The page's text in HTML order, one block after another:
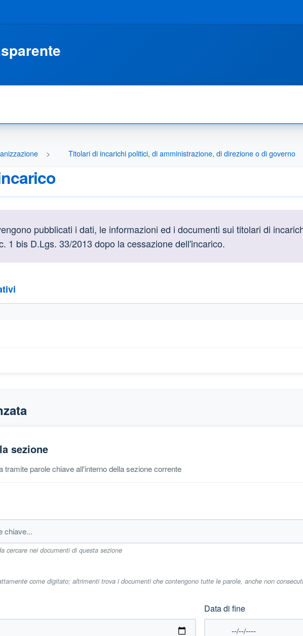
Titolari di incarichi politici, di amministrazione, di direzione o di governo
introduttive
pubblicati i dati, le informazioni ed i documenti sui titolari di
1 bis D.Lgs. 33/2013 dopo la cessazione dell'incarico.
sezione
tramite parole chiave all'interno della sezione corrente
cercare nei documenti di questa sezione
come digitato; altrimenti trova i documenti che contengono tutte le parole, anche non
Data di fine